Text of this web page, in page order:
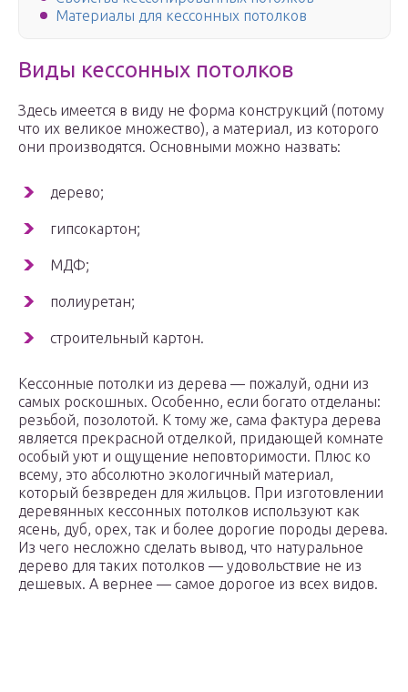
Материалы для кессонных потолков
Виды кессонных потолков
Здесь имеется в виду не форма конструкций (потому
что их великое множество), а материал, из которого
они производятся. Основными можно назвать:
дерево;
гипсокартон;
МДФ;
полиуретан;
строительный картон.
Кессонные потолки из дерева — пожалуй, одни из
самых роскошных. Особенно, если богато отделаны:
резьбой, позолотой. К тому же, сама фактура дерева
является прекрасной отделкой, придающей комнате
особый уют и ощущение неповторимости. Плюс ко
всему, это абсолютно экологичный материал,
который безвреден для жильцов. При изготовлении
деревянных кессонных потолков используют как
ясень, дуб, орех, так и более дорогие породы дерева.
Из чего несложно сделать вывод, что натуральное
дерево для таких потолков — удовольствие не из
дешевых. А вернее — самое дорогое из всех видов.